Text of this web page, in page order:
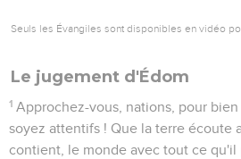
Seuls les Évangiles sont disponibles en vidéo
Le jugement d'Édom
1 Approchez-vous, nations, pour bien
soyez attentifs ! Que la terre écoute
contient, le monde avec tout ce qu'il